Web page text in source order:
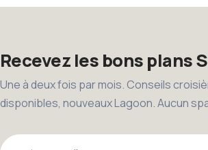
Recevez les bons plans
Une à deux fois par mois. Conseils
disponibles, nouveaux Lagoon. Aucun
Votre email